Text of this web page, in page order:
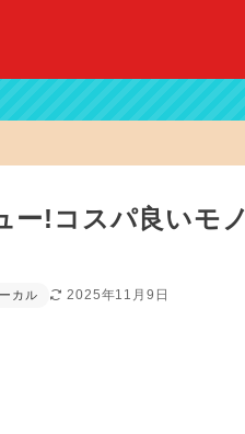
!コスパ良いモ
カル 2025年11月9日